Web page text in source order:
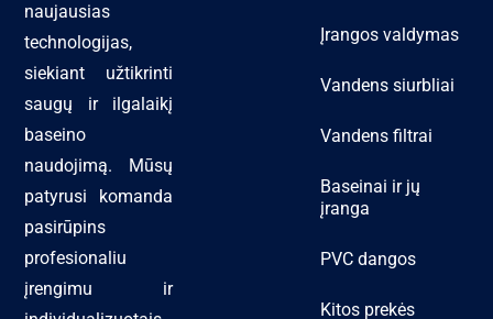
naujausias
technologijas,
siekiant užtikrinti
saugų ir ilgalaikį
baseino
naudojimą. Mūsų
patyrusi komanda
pasirūpins
profesionaliu
įrengimu ir
Įrangos valdymas
Vandens siurbliai
Vandens filtrai
Baseinai ir jų
įranga
PVC dangos
Kitos prekės